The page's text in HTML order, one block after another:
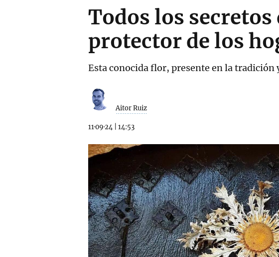
Todos los
protector de los
Esta conocida flor, presente en la
Aitor Ruiz
11·09·24 14:53